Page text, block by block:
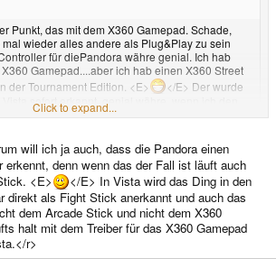
Punkt, das mit dem X360 Gamepad. Schade,
wieder alles andere als Plug&Play zu sein
für diePandora währe genial. Ich hab
Gamepad....aber ich hab einen X360 Street
der Tournament Edition. <E>
</E> Der wurde
Vista sofort erkannt, genial währe, wenn ich den
anschließen könnte um dann später am
rauf und runter zu zocken. <E>
treibern funktionieren.<br/>
auch das gleiche - bzw. muss das pad ja der
ein Xbox-pad ist - sonst würde die xbox das ja
Click to expand...
will ich ja auch, dass die Pandora einen
erkennt, denn wenn das der Fall ist läuft auch
<E>
</E> In Vista wird das Ding in den
direkt als Fight Stick anerkannt und auch das
dem Arcade Stick und nicht dem X360
halt mit dem Treiber für das X360 Gamepad
r>